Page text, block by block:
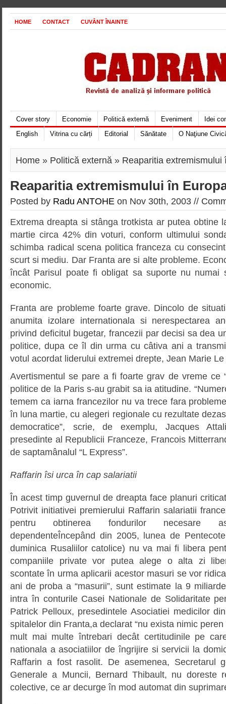
HOME CONTACT CUVÂNT ÎNAINTE
Cover story Economie Politică externă Eveniment
Idei
English
Vitrina cu cărți Editorial Sănătate O Naţiune
Home » Politică externă » Reaparitia extremismului
Reaparitia extremismului în
Posted by Radu ANTOHE on Nov 30th, 2003 //
Extrema dreapta si stânga trotkista ar putea obtine
martie circa 42% din voturi, conform ultimului
schimba radical scena politica franceza cu
scurt si mediu. Dar Franta are si alte probleme.
încât Parisul poate fi obligat sa suporte nu numai
economic.
Franta are probleme foarte grave. Dincolo de
anumita izolare internationala si nerespectarea
privind deficitul bugetar, francezii par decisi sa dea
politice, dupa ce îl din urma cu câtiva ani a
votul acordat liderului extremei drepte, Jean Marie
Avertismentul se pare a fi foarte grav de vreme ce
politice de la Paris s-au grabit sa ia atitudine.
temem ca iarna francezilor nu va trece fara
în luna martie, cu alegeri regionale cu rezultate
democratice”, scrie, de exemplu, Jacques
presedinte al Republicii Franceze, Francois
de saptamânalul “L Express”.
Raffarin îsi urca în cap salariatii
În acest timp guvernul de dreapta face planuri
Potrivit initiativei premierului Raffarin salariatii
pentru obtinerea fondurilor necesare
dependenteÎncepând din 2005, lunea de
duminica Rusaliilor catolice) nu va mai fi libera
companiile private vor putea alege o alta zi
scontate în urma aplicarii acestor masuri se vor
ani de proba a “masurii”, sunt estimate la 9
intra în conturile Casei Nationale de Solidaritate
Patrick Pelloux, presedintele Asociatiei medicilor
spitalelor din Franta,a declarat “nu exista nimic
mult mai multe întrebari decât certitudinile pe
nationala a asociatiilor de îngrijire si servicii la
Raffarin a fost rasolit. De asemenea, Secretarul
Generale a Muncii, Bernard Thibault, nu doreste
colective, ce ar decurge în mod automat din